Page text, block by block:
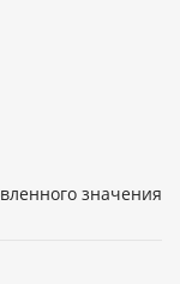
значения